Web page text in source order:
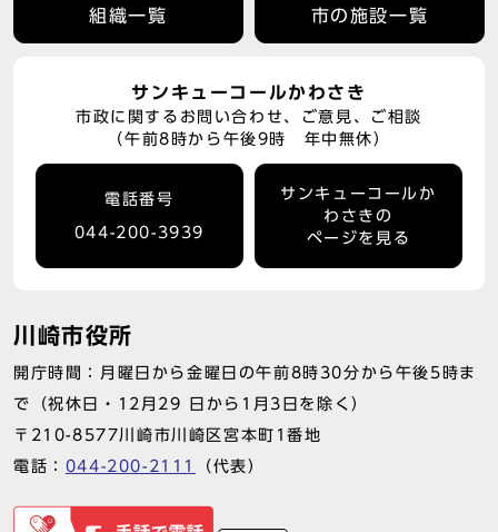
組織一覧 市の施設一覧
サンキューコールかわさき
市政に関するお問い合わせ、ご意見、ご相談
（午前8時から午後9時 年中無休）
電話番号
044-200-3939
サンキューコールか
わさきの
ページを見る
川崎市役所
開庁時間：月曜日から金曜日の午前8時30分から午後5時ま
で（祝休日・12月29 日から1月3日を除く）
〒210-8577川崎市川崎区宮本町1番地
電話： 044-200-2111 （代表）